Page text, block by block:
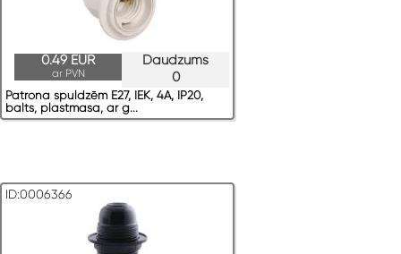
Daudzums
0
0.49 EUR
ar PVN
Patrona spuldzēm E27, IEK, 4A, IP20,
balts, plastmasa, ar g...
ID:0006366